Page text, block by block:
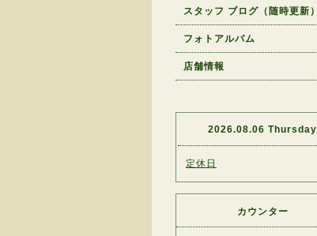
スタッフ ブログ（随時更新）
フォトアルバム
店舗情報
2026.08.06 Thursday
定休日
カウンター